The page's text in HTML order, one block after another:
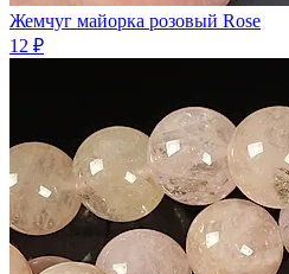
Жемчуг майорка розовый Rose
12 ₽